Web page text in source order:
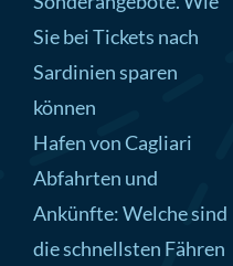
Sie bei Tickets nach
Sardinien sparen
können
Hafen von Cagliari
Abfahrten und
Ankünfte: Welche sind
die schnellsten Fähren